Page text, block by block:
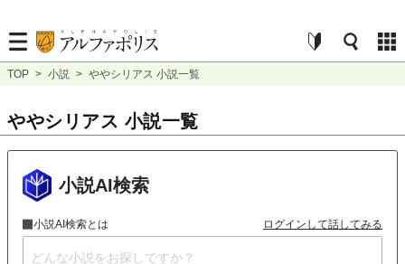
TOP > 小説 > ややシリアス 小説一覧
ややシリアス 小説一覧
小説AI検索
小説AI検索とは ログインして話してみる